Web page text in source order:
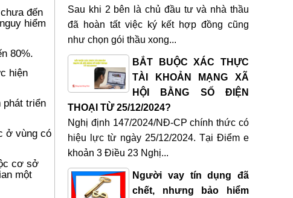
đến
hiểm
80%.
hiện
phát triển
ở vùng có
cơ sở
một
Sau khi 2 bên là chủ đầu tư và nhà thầu
đã hoàn tất việc ký kết hợp đồng cũng
như chọn gói thầu xong...
BẮT BUỘC XÁC THỰC
TÀI KHOẢN MẠNG XÃ
HỘI BẰNG SỐ ĐIỆN
THOẠI TỪ 25/12/2024?
Nghị định 147/2024/NĐ-CP chính thức có
hiệu lực từ ngày 25/12/2024. Tại Điểm e
khoản 3 Điều 23 Nghị...
Người vay tín dụng đã
chết, nhưng bảo hiểm